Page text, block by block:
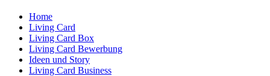
Home
Living Card
Living Card Box
Living Card Bewerbung
Ideen und Story
Living Card Business